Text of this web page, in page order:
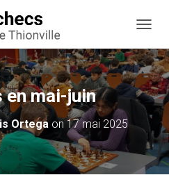
en mai-juin
Ortega on 17 mai 2025